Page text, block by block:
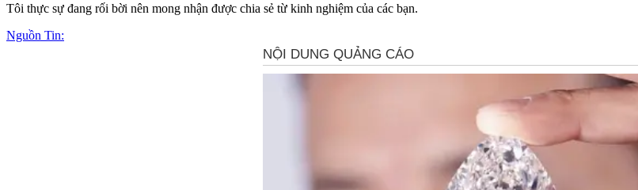
Tôi thực sự đang rối bời nên mong nhận được chia sẻ từ kinh nghiệm của các bạn.
Nguồn Tin: